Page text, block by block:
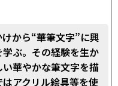
から“華筆文字”に興
ぶ。その経験を生か
華やかな筆文字を描
アクリル絵具等を使